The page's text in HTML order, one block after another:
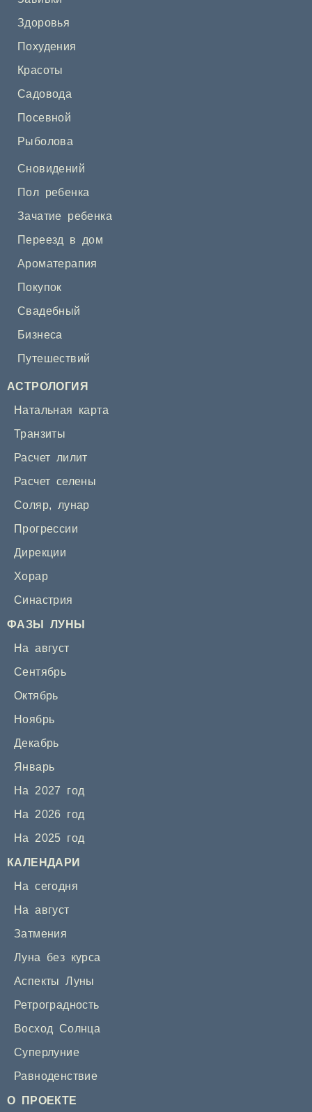
Здоровья
Похудения
Красоты
Садовода
Посевной
Рыболова
Сновидений
Пол ребенка
Зачатие ребенка
Переезд в дом
Ароматерапия
Покупок
Свадебный
Бизнеса
Путешествий
АСТРОЛОГИЯ
Натальная карта
Транзиты
Расчет лилит
Расчет селены
Соляр, лунар
Прогрессии
Дирекции
Хорар
Синастрия
ФАЗЫ ЛУНЫ
На август
Сентябрь
Октябрь
Ноябрь
Декабрь
Январь
На 2027 год
На 2026 год
На 2025 год
КАЛЕНДАРИ
На сегодня
На август
Затмения
Луна без курса
Аспекты Луны
Ретроградность
Восход Солнца
Суперлуние
Равноденствие
О ПРОЕКТЕ